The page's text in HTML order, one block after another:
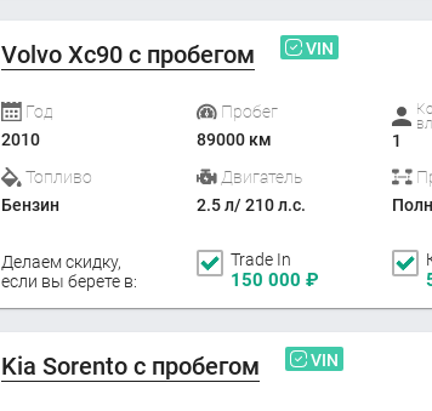
Volvo Xc90 с пробегом VIN
Год
2010
Пробег
89000 км
1
Топливо
Бензин
Двигатель
2.5 л/ 210 л.с.
Делаем скидку,
если вы берете в:
Trade In
150 000 ₽
Kia Sorento с пробегом VIN